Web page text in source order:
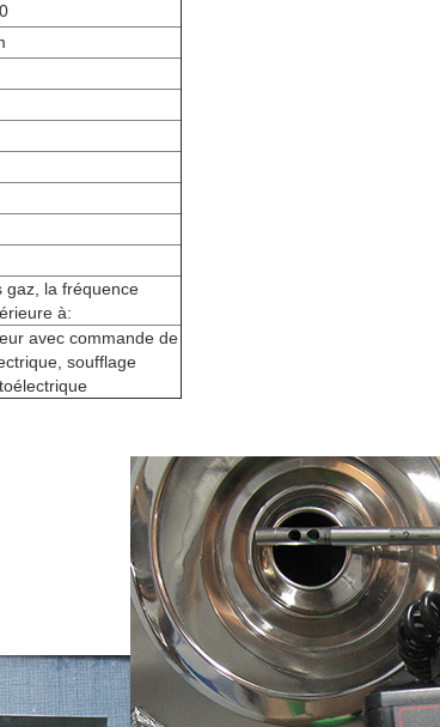
gaz, la fréquence
à:
avec commande de
soufflage